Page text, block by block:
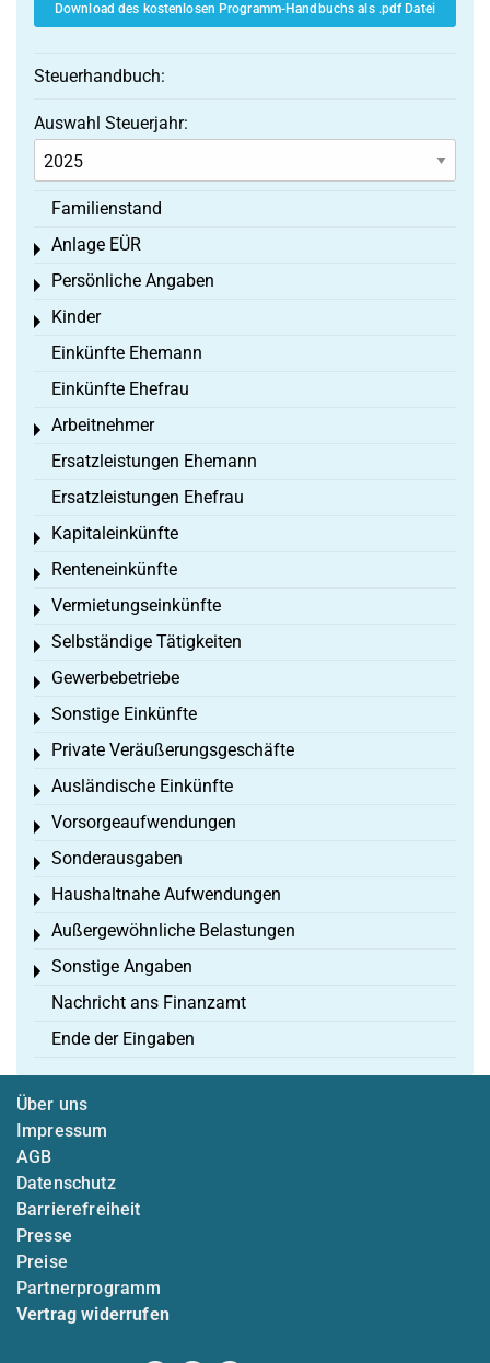
Download des kostenlosen Programm-Handbuchs als .pdf Datei
Steuerhandbuch:
Auswahl Steuerjahr:
Familienstand
Anlage EÜR
Toggle menu
Persönliche Angaben
Toggle menu
Kinder
Toggle menu
Einkünfte Ehemann
Einkünfte Ehefrau
Arbeitnehmer
Toggle menu
Ersatzleistungen Ehemann
Ersatzleistungen Ehefrau
Kapitaleinkünfte
Toggle menu
Renteneinkünfte
Toggle menu
Vermietungseinkünfte
Toggle menu
Selbständige Tätigkeiten
Toggle menu
Gewerbebetriebe
Toggle menu
Sonstige Einkünfte
Toggle menu
Private Veräußerungsgeschäfte
Toggle menu
Ausländische Einkünfte
Toggle menu
Vorsorgeaufwendungen
Toggle menu
Sonderausgaben
Toggle menu
Haushaltnahe Aufwendungen
Toggle menu
Außergewöhnliche Belastungen
Toggle menu
Sonstige Angaben
Toggle menu
Nachricht ans Finanzamt
Ende der Eingaben
Über uns
Impressum
AGB
Datenschutz
Barrierefreiheit
Presse
Preise
Partnerprogramm
Vertrag widerrufen